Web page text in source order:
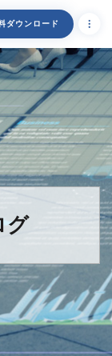
ダウンロード
グ